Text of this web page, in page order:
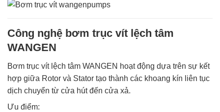
Công nghệ bơm trục vít lệch tâm
WANGEN
Bơm trục vít lệch tâm WANGEN hoạt động dựa trên sự kết
hợp giữa Rotor và Stator tạo thành các khoang kín liên tục
dịch chuyển từ cửa hút đến cửa xả.
Ưu điểm: